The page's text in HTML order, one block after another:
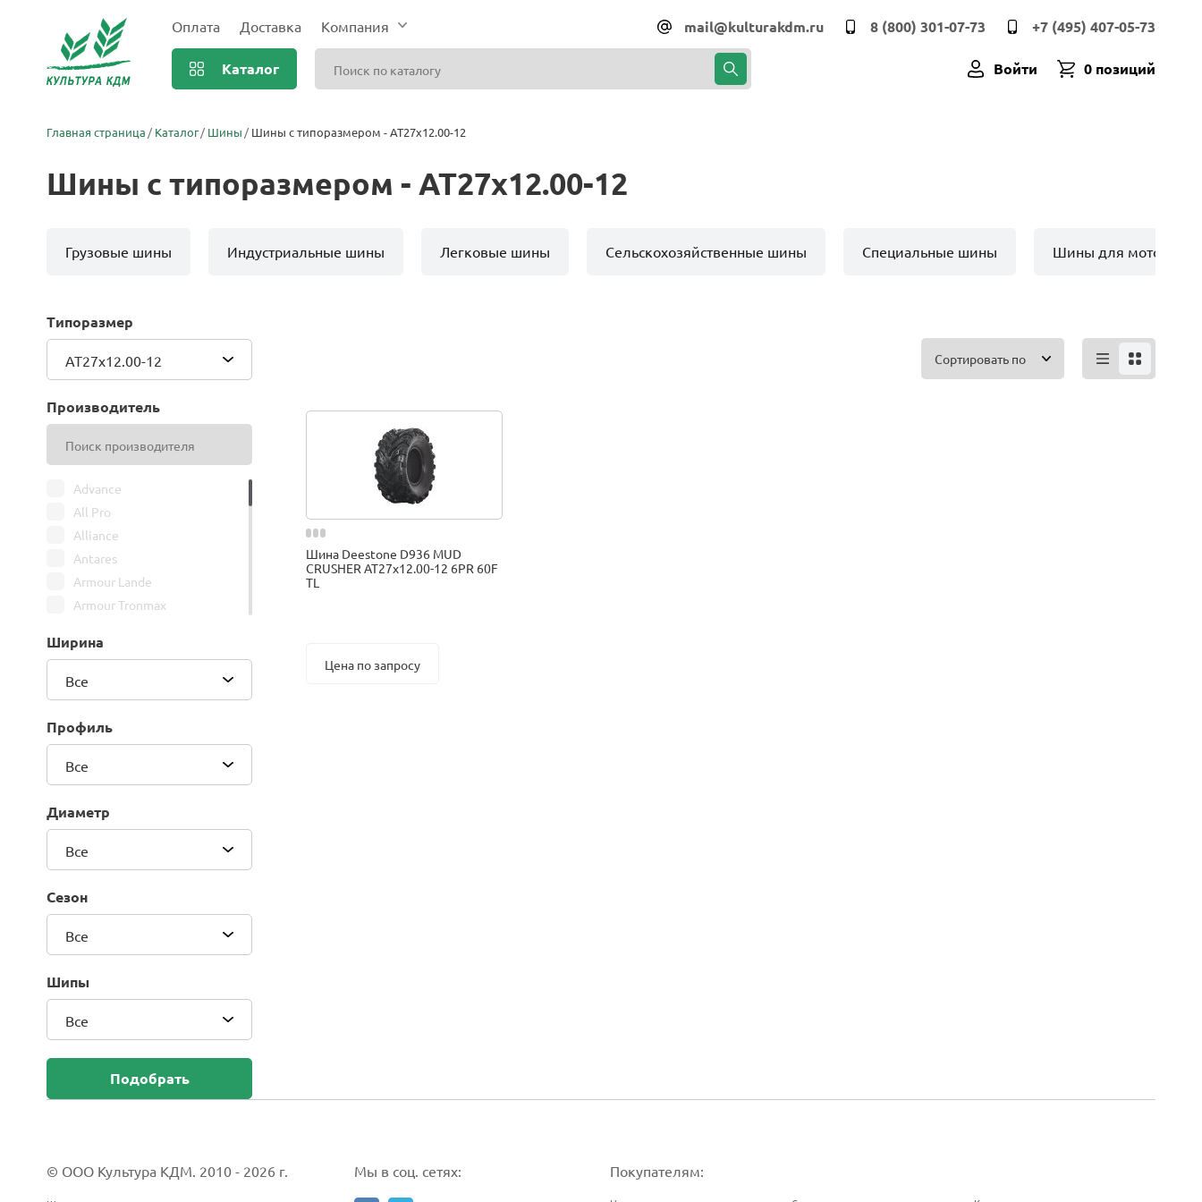
Оплата Доставка Компания +7 (495) 407-05-73
8 (800) 301-07-73
mail@kulturakdm.ru
Каталог 0 позиций
Войти
Главная страница Каталог Шины Шины с типоразмером - AT27x12.00-12
Шины с типоразмером - AT27x12.00-12
Грузовые шины Индустриальные шины Легковые шины Сельскохозяйственные шины Специальные шины Шины для мото
Типоразмер
AT27x12.00-12
Производитель
Advance
All Pro
Alliance
Antares
Armour Lande
Armour Tronmax
ATIRE
Bars
Belshina
BFGoodrich
BK Trailer
BKT
Camso (Solideal)
CEAT
Composit
Continental
Cordiant
CrossWind
Ширина
Все
Профиль
Все
Диаметр
Все
Сезон
Все
Шипы
Все
Подобрать
Сортировать по
Шина Deestone D936 MUD
CRUSHER AT27x12.00-12 6PR 60F
TL
Цена по запросу
© ООО Культура КДМ. 2010 - 2026 г. Мы в соц. сетях: Покупателям: